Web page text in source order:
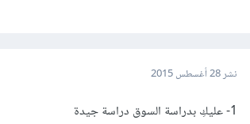
نشر28 أغسطس 2015
1- عليكِ بدراسة السوق دراسة جيدة